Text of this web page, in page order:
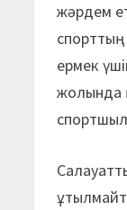
жәрдем
спорттың
ермек
жолында